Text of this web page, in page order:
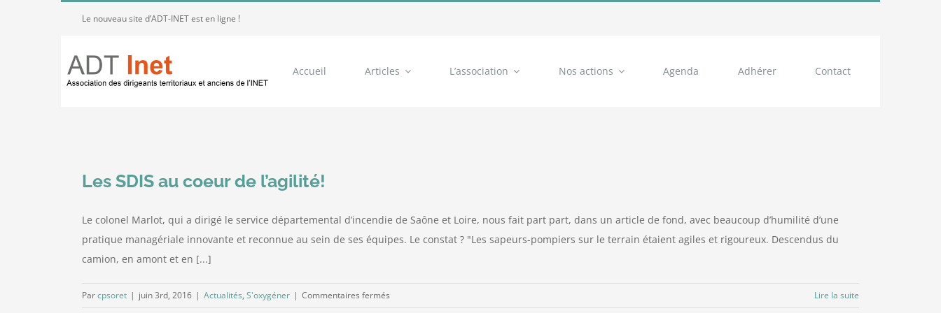
Le nouveau site d’ADT-INET est en ligne !
Accueil Articles L’association Nos actions Agenda Adhérer Contact
Les SDIS au coeur de l’agilité!
Le colonel Marlot, qui a dirigé le service départemental d’incendie de Saône et Loire, nous fait part part, dans un article de fond, avec beaucoup d’humilité d’une
pratique managériale innovante et reconnue au sein de ses équipes. Le constat ? "Les sapeurs-pompiers sur le terrain étaient agiles et rigoureux. Descendus du
camion, en amont et en [...]
Parcpsoret | juin 3rd, 2016 | Actualités, S'oxygéner | Commentaires fermés Lire la suite